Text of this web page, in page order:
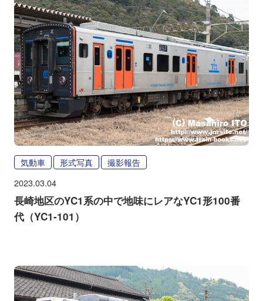
気動車 形式写真 撮影報告
2023.03.04
長崎地区のYC1系の中で地味にレアなYC1形100番
代（YC1-101）